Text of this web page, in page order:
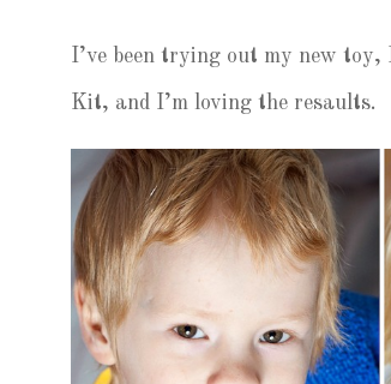
I’ve been trying out my new
Kit, and I’m loving the resaults.